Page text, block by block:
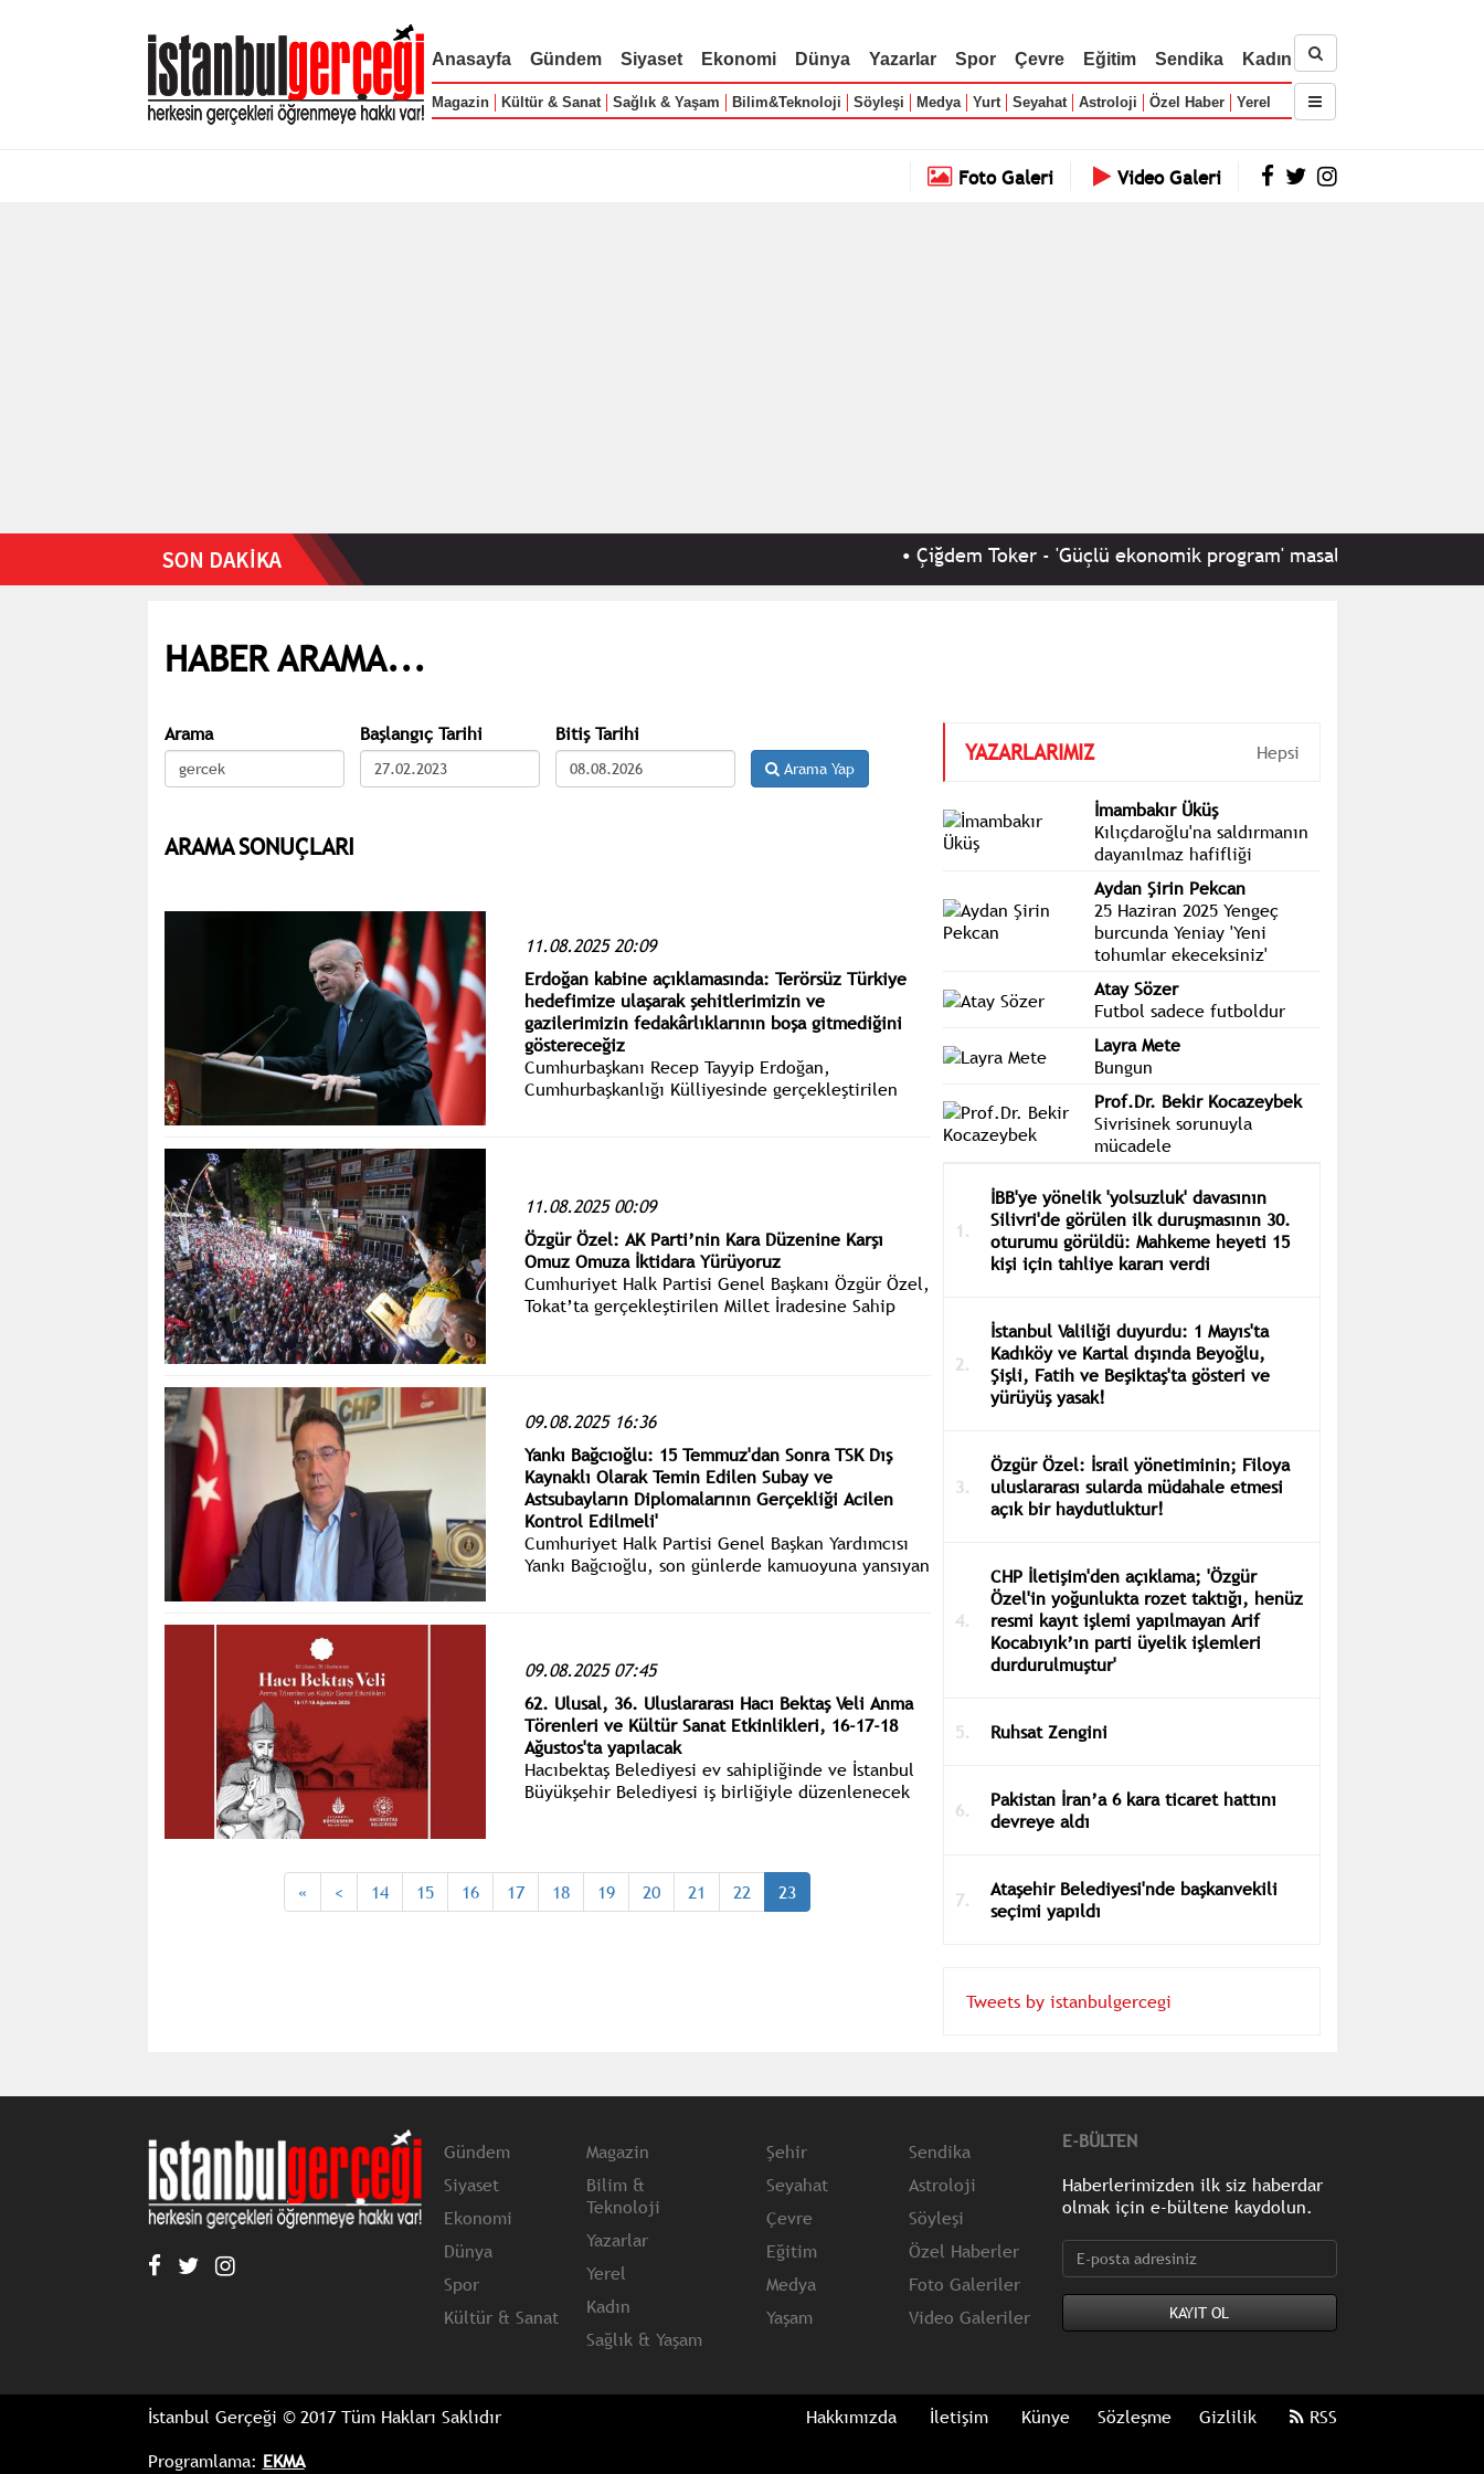
Anasayfa Gündem Siyaset Ekonomi Dünya Yazarlar Spor Çevre Eğitim Sendika Kadın
Magazin Kültür & Sanat Sağlık & Yaşam Bilim&Teknoloji Söyleşi Medya Yurt Seyahat Astroloji Özel Haber Yerel
Foto Galeri Video Galeri
Çiğdem Toker - 'Güçlü ekonomik program' masalına ısrarla devam
HABER ARAMA...
Arama Başlangıç Tarihi Bitiş Tarihi
Arama Yap
ARAMA SONUÇLARI
11.08.2025 20:09
Erdoğan kabine açıklamasında: Terörsüz Türkiye
hedefimize ulaşarak şehitlerimizin ve
gazilerimizin fedakârlıklarının boşa gitmediğini
göstereceğiz
Cumhurbaşkanı Recep Tayyip Erdoğan,
Cumhurbaşkanlığı Külliyesinde gerçekleştirilen
11.08.2025 00:09
Özgür Özel: AK Parti’nin Kara Düzenine Karşı
Omuz Omuza İktidara Yürüyoruz
Cumhuriyet Halk Partisi Genel Başkanı Özgür Özel,
Tokat’ta gerçekleştirilen Millet İradesine Sahip
09.08.2025 16:36
Yankı Bağcıoğlu: 15 Temmuz'dan Sonra TSK Dış
Kaynaklı Olarak Temin Edilen Subay ve
Astsubayların Diplomalarının Gerçekliği Acilen
Kontrol Edilmeli'
Cumhuriyet Halk Partisi Genel Başkan Yardımcısı
Yankı Bağcıoğlu, son günlerde kamuoyuna yansıyan
09.08.2025 07:45
62. Ulusal, 36. Uluslararası Hacı Bektaş Veli Anma
Törenleri ve Kültür Sanat Etkinlikleri, 16-17-18
Ağustos'ta yapılacak
Hacıbektaş Belediyesi ev sahipliğinde ve İstanbul
Büyükşehir Belediyesi iş birliğiyle düzenlenecek
«
< 14 15 16 17 18 19 20 21 22 23
YAZARLARIMIZ Hepsi
İmambakır Üküş
Kılıçdaroğlu'na saldırmanın
dayanılmaz hafifliği
Aydan Şirin Pekcan
25 Haziran 2025 Yengeç
burcunda Yeniay 'Yeni
tohumlar ekeceksiniz'
Atay Sözer
Futbol sadece futboldur
Layra Mete
Bungun
Prof.Dr. Bekir Kocazeybek
Sivrisinek sorunuyla
mücadele
İBB'ye yönelik 'yolsuzluk' davasının
Silivri'de görülen ilk duruşmasının 30.
oturumu görüldü: Mahkeme heyeti 15
kişi için tahliye kararı verdi
İstanbul Valiliği duyurdu: 1 Mayıs'ta
Kadıköy ve Kartal dışında Beyoğlu,
Şişli, Fatih ve Beşiktaş'ta gösteri ve
yürüyüş yasak!
Özgür Özel: İsrail yönetiminin; Filoya
uluslararası sularda müdahale etmesi
açık bir haydutluktur!
CHP İletişim'den açıklama; 'Özgür
Özel'in yoğunlukta rozet taktığı, henüz
resmi kayıt işlemi yapılmayan Arif
Kocabıyık’ın parti üyelik işlemleri
durdurulmuştur'
Ruhsat Zengini
Pakistan İran’a 6 kara ticaret hattını
devreye aldı
Ataşehir Belediyesi'nde başkanvekili
seçimi yapıldı
Tweets by istanbulgercegi
Gündem
Siyaset
Ekonomi
Dünya
Spor
Kültür & Sanat
Magazin
Bilim &
Teknoloji
Yazarlar
Yerel
Kadın
Sağlık & Yaşam
Şehir
Seyahat
Çevre
Eğitim
Medya
Yaşam
Sendika
Astroloji
Söyleşi
Özel Haberler
Foto Galeriler
Video Galeriler
E-BÜLTEN
Haberlerimizden ilk siz haberdar
olmak için e-bültene kaydolun.
İstanbul Gerçeği © 2017 Tüm Hakları Saklıdır
Programlama: EKMA
Hakkımızda İletişim Künye Sözleşme Gizlilik RSS